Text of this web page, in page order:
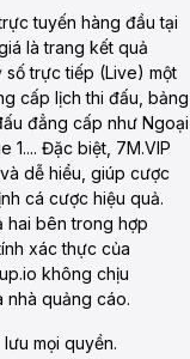
tuyến hàng đầu tại
là trang kết quả
trực tiếp (Live) một
cấp lịch thi đấu, bảng
đẳng cấp như Ngoại
1.... Đặc biệt, 7M.VIP
dễ hiểu, giúp cược
cá cược hiệu quả.
hai bên trong hợp
xác thực của
không chịu
nhà quảng cáo.
mọi quyền.